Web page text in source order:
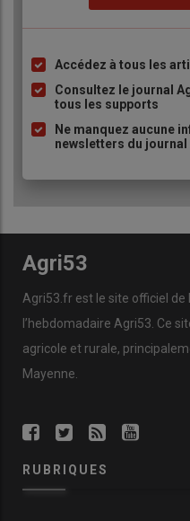
Liste
à
puce
Accédez à tous les
Consultez le journal
tous les supports
Ne manquez aucune
newsletters du journal
Agri53
Agri53.fr est le site officiel de
l’hebdomadaire Agri53. Ce
agricole et rurale,
Mayenne.
RUBRIQUES